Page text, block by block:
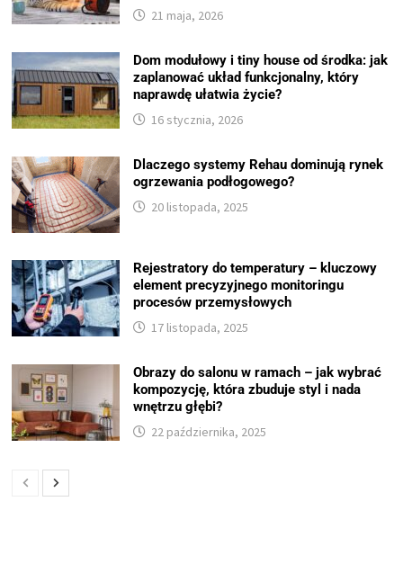
21 maja, 2026
Dom modułowy i tiny house od środka: jak
zaplanować układ funkcjonalny, który
naprawdę ułatwia życie?
16 stycznia, 2026
Dlaczego systemy Rehau dominują rynek
ogrzewania podłogowego?
20 listopada, 2025
Rejestratory do temperatury – kluczowy
element precyzyjnego monitoringu
procesów przemysłowych
17 listopada, 2025
Obrazy do salonu w ramach – jak wybrać
kompozycję, która zbuduje styl i nada
wnętrzu głębi?
22 października, 2025